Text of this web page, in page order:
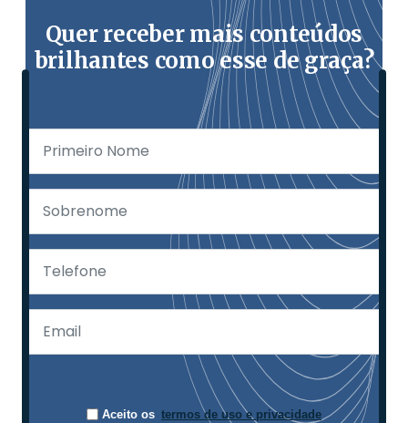
Quer receber mais conteúdos
brilhantes como esse de graça?
Aceito os termos de uso e privacidade